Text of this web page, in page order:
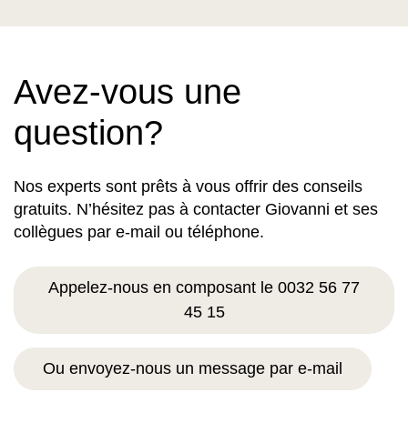
Avez-vous une
question?
Nos experts sont prêts à vous offrir des conseils
gratuits. N’hésitez pas à contacter Giovanni et ses
collègues par e-mail ou téléphone.
Appelez-nous en composant le 0032 56 77
45 15
Ou envoyez-nous un message par e-mail